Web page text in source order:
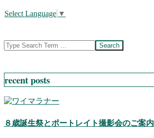
Select Language ▼
Search
recent posts
８歳誕生祭とポートレイト撮影会のご案内